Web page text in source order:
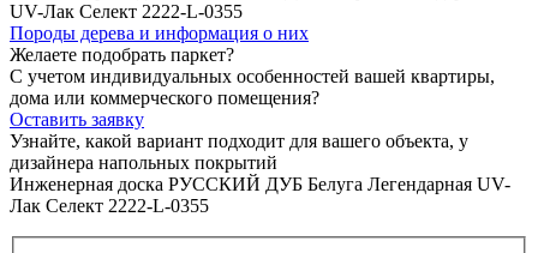
Породы дерева и информация о них
Желаете подобрать паркет?
С учетом индивидуальных особенностей вашей квартиры,
дома или коммерческого помещения?
Оставить заявку
Узнайте, какой вариант подходит для вашего объекта, у
дизайнера напольных покрытий
Инженерная доска РУССКИЙ ДУБ Белуга Легендарная UV-
Лак Селект 2222-L-0355